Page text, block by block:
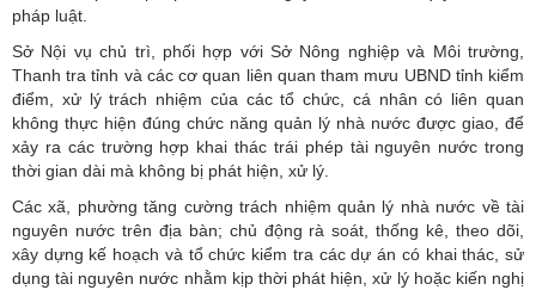
pháp luật.
Sở Nội vụ chủ trì, phối hợp với Sở Nông nghiệp và Môi trường,
Thanh tra tỉnh và các cơ quan liên quan tham mưu UBND tỉnh kiểm
điểm, xử lý trách nhiệm của các tổ chức, cá nhân có liên quan
không thực hiện đúng chức năng quản lý nhà nước được giao, để
xảy ra các trường hợp khai thác trái phép tài nguyên nước trong
thời gian dài mà không bị phát hiện, xử lý.
Các xã, phường tăng cường trách nhiệm quản lý nhà nước về tài
nguyên nước trên địa bàn; chủ động rà soát, thống kê, theo dõi,
xây dựng kế hoạch và tổ chức kiểm tra các dự án có khai thác, sử
dụng tài nguyên nước nhằm kịp thời phát hiện, xử lý hoặc kiến nghị